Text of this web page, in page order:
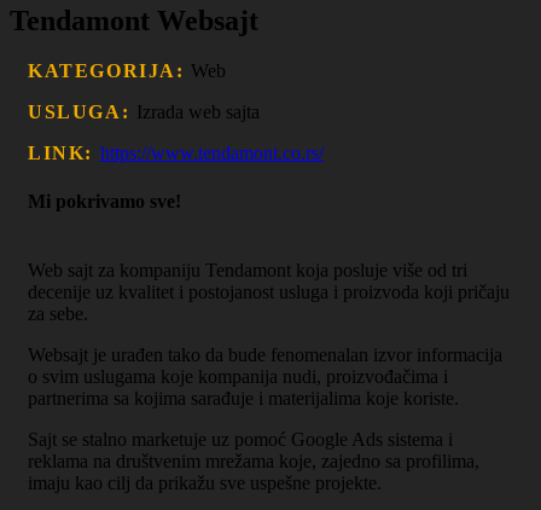
Tendamont Websajt
KATEGORIJA: Web
USLUGA: Izrada web sajta
LINK: https://www.tendamont.co.rs/
Mi pokrivamo sve!
Web sajt za kompaniju Tendamont koja posluje više od tri
decenije uz kvalitet i postojanost usluga i proizvoda koji pričaju
za sebe.
Websajt je urađen tako da bude fenomenalan izvor informacija
o svim uslugama koje kompanija nudi, proizvođačima i
partnerima sa kojima sarađuje i materijalima koje koriste.
Sajt se stalno marketuje uz pomoć Google Ads sistema i
reklama na društvenim mrežama koje, zajedno sa profilima,
imaju kao cilj da prikažu sve uspešne projekte.